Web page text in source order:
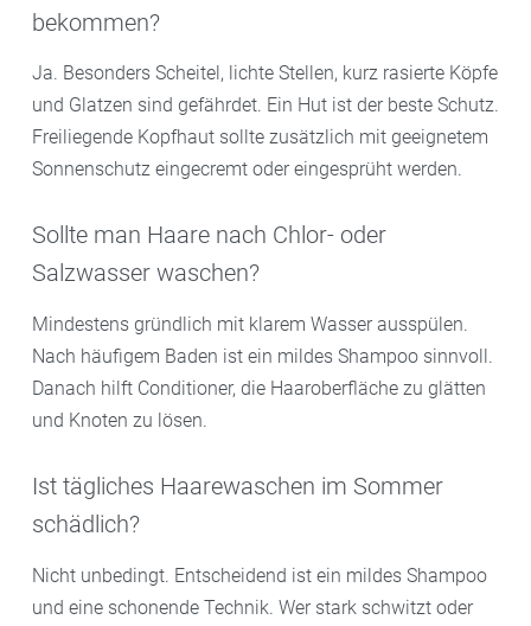
bekommen?
Ja. Besonders Scheitel, lichte Stellen, kurz rasierte Köpfe
und Glatzen sind gefährdet. Ein Hut ist der beste Schutz.
Freiliegende Kopfhaut sollte zusätzlich mit geeignetem
Sonnenschutz eingecremt oder eingesprüht werden.
Sollte man Haare nach Chlor- oder
Salzwasser waschen?
Mindestens gründlich mit klarem Wasser ausspülen.
Nach häufigem Baden ist ein mildes Shampoo sinnvoll.
Danach hilft Conditioner, die Haaroberfläche zu glätten
und Knoten zu lösen.
Ist tägliches Haarewaschen im Sommer
schädlich?
Nicht unbedingt. Entscheidend ist ein mildes Shampoo
und eine schonende Technik. Wer stark schwitzt oder